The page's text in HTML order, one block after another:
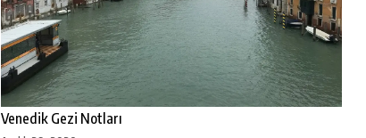
Venedik Gezi Notları